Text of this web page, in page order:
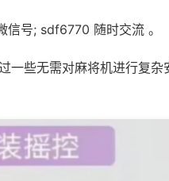
号; sdf6770 随时交流 。
一些无需对麻将机进行复杂